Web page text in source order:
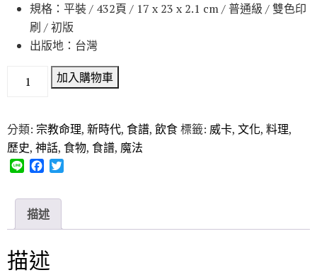
規格：平裝 / 432頁 / 17 x 23 x 2.1 cm / 普通級 / 雙色印
刷 / 初版
出版地：台灣
加入購物車
分類: 宗教命理, 新時代, 食譜, 飲食標籤: 威卡, 文化, 料理,
歷史, 神話, 食物, 食譜, 魔法
e
e
b
o
k
描述
描述